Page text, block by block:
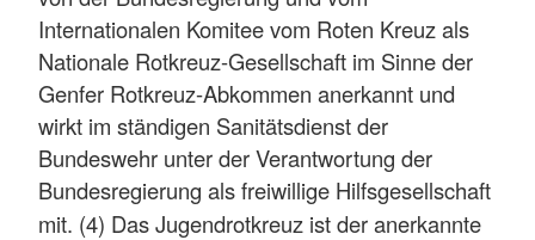
Internationalen Komitee vom Roten Kreuz als
Nationale Rotkreuz-Gesellschaft im Sinne der
Genfer Rotkreuz-Abkommen anerkannt und
wirkt im ständigen Sanitätsdienst der
Bundeswehr unter der Verantwortung der
Bundesregierung als freiwillige Hilfsgesellschaft
mit. (4) Das Jugendrotkreuz ist der anerkannte